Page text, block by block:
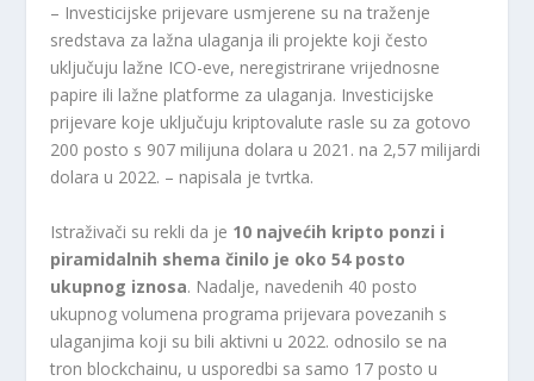
– Investicijske prijevare usmjerene su na traženje
sredstava za lažna ulaganja ili projekte koji često
uključuju lažne ICO-eve, neregistrirane vrijednosne
papire ili lažne platforme za ulaganja. Investicijske
prijevare koje uključuju kriptovalute rasle su za gotovo
200 posto s 907 milijuna dolara u 2021. na 2,57 milijardi
dolara u 2022. – napisala je tvrtka.
Istraživači su rekli da je 10 najvećih kripto ponzi i
piramidalnih shema činilo je oko 54 posto
ukupnog iznosa. Nadalje, navedenih 40 posto
ukupnog volumena programa prijevara povezanih s
ulaganjima koji su bili aktivni u 2022. odnosilo se na
tron ​​blockchainu, u usporedbi sa samo 17 posto u